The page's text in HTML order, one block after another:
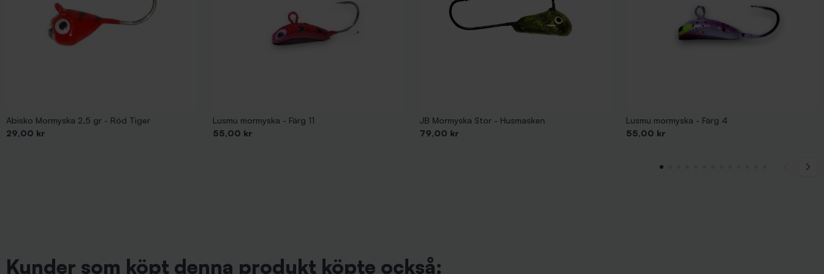
Abisko Mormyska 2,5 gr - Röd Tiger
Pris
29,00 kr
Lusmu mormyska - Färg 11
Pris
55,00 kr
JB Mormyska Stor - Husmasken
Pris
79,00 kr
Lusmu mormyska - Färg 4
Pris
55,00 kr
Kunder som köpt denna produkt köpte också: